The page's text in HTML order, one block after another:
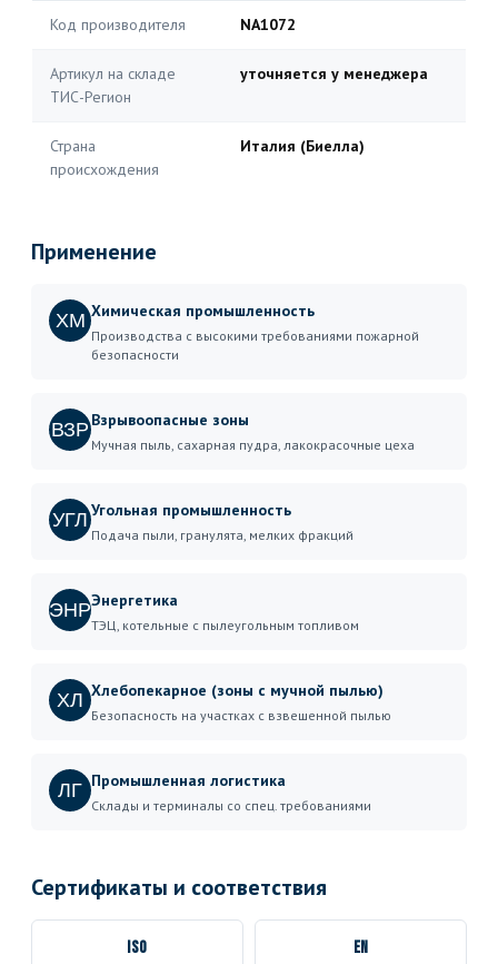
Код производителя NA1072
Артикул на складе
ТИС-Регион
уточняется у менеджера
Страна
происхождения
Италия (Биелла)
Применение
ХМ Химическая промышленность
Производства с высокими требованиями пожарной
безопасности
ВЗР Взрывоопасные зоны
Мучная пыль, сахарная пудра, лакокрасочные цеха
УГЛ Угольная промышленность
Подача пыли, гранулята, мелких фракций
ЭНРЭнергетика
ТЭЦ, котельные с пылеугольным топливом
ХЛ Хлебопекарное (зоны с мучной пылью)
Безопасность на участках с взвешенной пылью
ЛГ Промышленная логистика
Склады и терминалы со спец. требованиями
Сертификаты и соответствия
ISO EN